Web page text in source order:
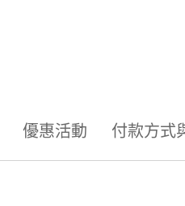
優惠活動 付款方式